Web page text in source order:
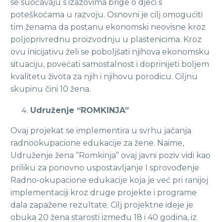
se suočavaju s izazovima brige o djeci s
poteškoćama u razvoju. Osnovni je cilj omogućiti
tim ženama da postanu ekonomski neovisne kroz
poljoprivrednu proizvodnju u plastenicima. Kroz
ovu inicijativu želi se poboljšati njihova ekonomsku
situaciju, povećati samostalnost i doprinijeti boljem
kvalitetu života za njih i njihovu porodicu. Ciljnu
skupinu čini 10 žena.
Udruženje “ROMKINJA”
Ovaj projekat se implementira u svrhu jačanja
radnookupacione edukacije za žene. Naime,
Udruženje žena “Romkinja” ovaj javni poziv vidi kao
priliku za ponovno uspostavljanje I sprovođenje
Radno-okupacione edukacije koja je već pri ranijoj
implementaciji kroz druge projekte i programe
dala zapažene rezultate. Cilj projektne ideje je
obuka 20 žena starosti između 18 i 40 godina, iz